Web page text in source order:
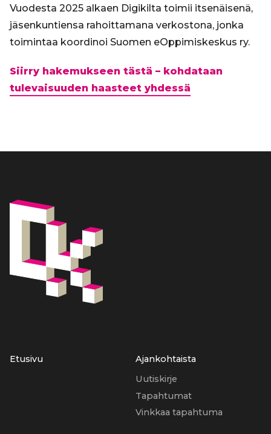
Vuodesta 2025 alkaen Digikilta toimii itsenäisenä,
jäsenkuntiensa rahoittamana verkostona, jonka
toimintaa koordinoi Suomen eOppimiskeskus ry.
Siirry hakemukseen tästä – kohdataan
tulevaisuuden haasteet yhdessä
Etusivu
Ajankohtaista
Uutiskirje
Tapahtumat
Vinkkaa tapahtuma